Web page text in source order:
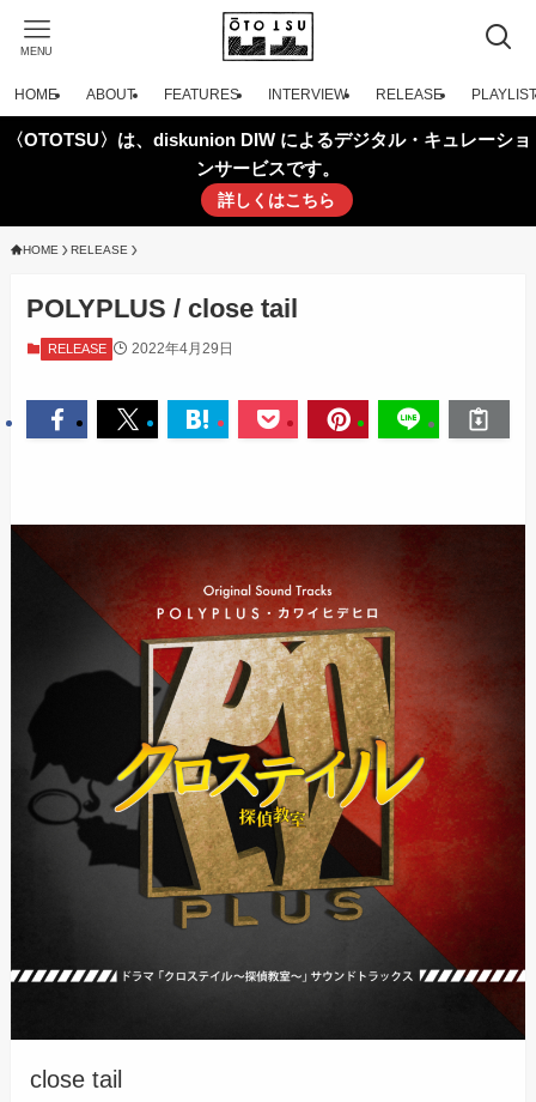
MENU
HOME ABOUT FEATURES INTERVIEW RELEASE PLAYLIST
〈OTOTSU〉は、diskunion DIW によるデジタル・キュレーショ
ンサービスです。
詳しくはこちら
HOME RELEASE
POLYPLUS / close tail
RELEASE 2022年4月29日
close tail